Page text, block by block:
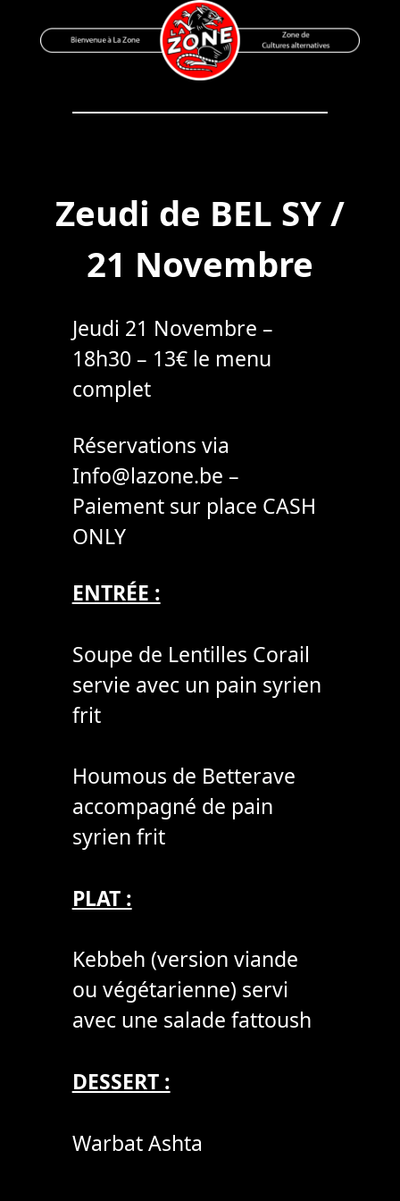
to
Bienvenue à La Zone
Zone de Cultures Alternatives
Zeudi de BEL SY /
21 Novembre
Jeudi 21 Novembre –
18h30 – 13€ le menu
complet
Réservations via
Info@lazone.be –
Paiement sur place CASH
ONLY
ENTRÉE :
Soupe de Lentilles Corail
servie avec un pain syrien
frit
Houmous de Betterave
accompagné de pain
syrien frit
PLAT :
Kebbeh (version viande
ou végétarienne) servi
avec une salade fattoush
DESSERT :
Warbat Ashta